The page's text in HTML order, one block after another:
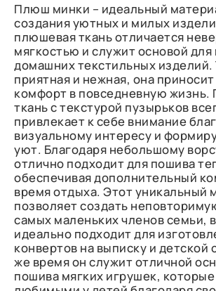
Плюш минки – идеальный
создания уютных и милых
плюшевая ткань отличается
мягкостью и служит основой для
домашних текстильных изделий.
приятная и нежная, она
комфорт в повседневную
ткань с текстурой пузырьков
привлекает к себе внимание
визуальному интересу и
уют. Благодаря небольшому
отлично подходит для пошива
обеспечивая дополнительный
время отдыха. Этот уникальный
позволяет создать
самых маленьких членов семьи,
идеально подходит для
конвертов на выписку и детской
же время он служит отличной
пошива мягких игрушек, которые